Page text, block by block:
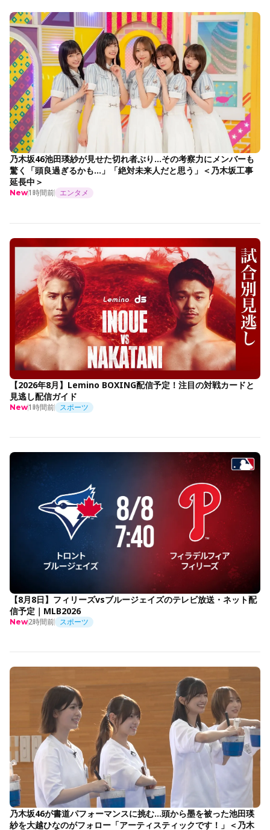
乃木坂46池田瑛紗が見せた切れ者ぶり…その考察力にメンバーも
驚く「頭良過ぎるかも…」「絶対未来人だと思う」＜乃木坂工事
延長中＞
New1時間前 エンタメ
【2026年8月】Lemino BOXING配信予定！注目の対戦カードと
見逃し配信ガイド
New1時間前 スポーツ
【8月8日】フィリーズvsブルージェイズのテレビ放送・ネット配
信予定｜MLB2026
New2時間前 スポーツ
乃木坂46が書道パフォーマンスに挑む…頭から墨を被った池田瑛
紗を大越ひなのがフォロー「アーティスティックです！」＜乃木